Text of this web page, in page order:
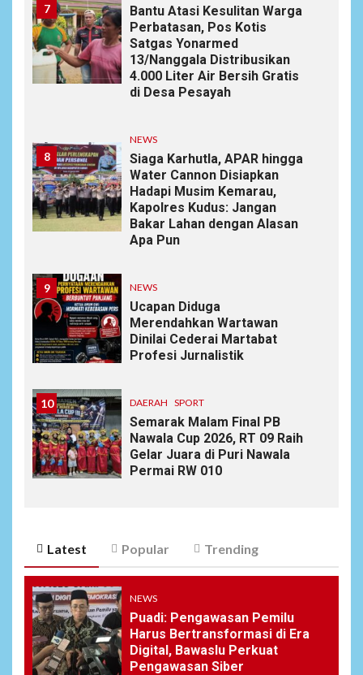
7
Bantu Atasi Kesulitan Warga
Perbatasan, Pos Kotis
Satgas Yonarmed
13/Nanggala Distribusikan
4.000 Liter Air Bersih Gratis
di Desa Pesayah
8
NEWS
Siaga Karhutla, APAR hingga
Water Cannon Disiapkan
Hadapi Musim Kemarau,
Kapolres Kudus: Jangan
Bakar Lahan dengan Alasan
Apa Pun
9 NEWS
Ucapan Diduga
Merendahkan Wartawan
Dinilai Cederai Martabat
Profesi Jurnalistik
10 DAERAH SPORT
Semarak Malam Final PB
Nawala Cup 2026, RT 09 Raih
Gelar Juara di Puri Nawala
Permai RW 010
Latest Popular Trending
NEWS
Puadi: Pengawasan Pemilu
Harus Bertransformasi di Era
Digital, Bawaslu Perkuat
Pengawasan Siber